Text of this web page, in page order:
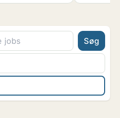
Søg